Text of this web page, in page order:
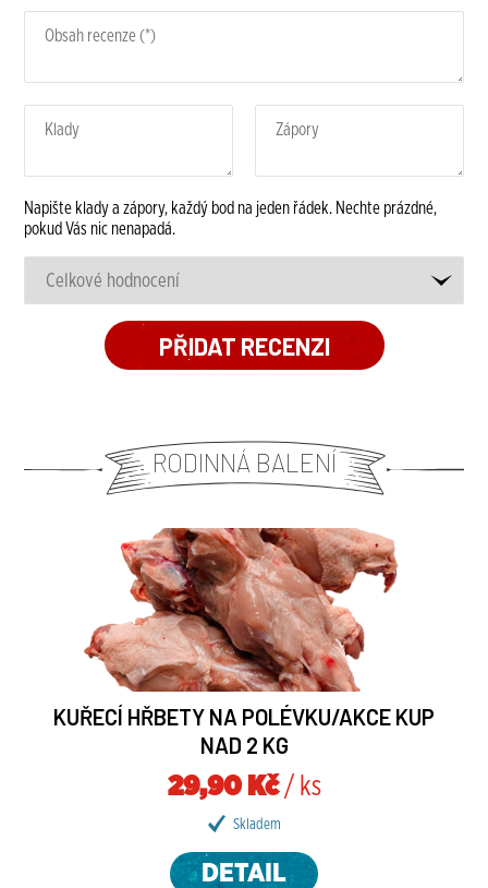
Napište klady a zápory, každý bod na jeden řádek. Nechte prázdné,
pokud Vás nic nenapadá.
RODINNÁ BALENÍ
KUŘECÍ HŘBETY NA POLÉVKU/AKCE KUP
NAD 2 KG
29,90 Kč/ ks
Skladem
DETAIL